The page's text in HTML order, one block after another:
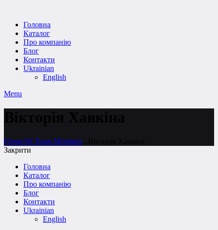
Головна
Каталог
Про компанію
Блог
Контакти
Ukrainian
English
Menu
Вікторія Хавкіна
HomeAll Team Members
Вікторія Хавкіна
Закрити
Головна
Каталог
Про компанію
Блог
Контакти
Ukrainian
English